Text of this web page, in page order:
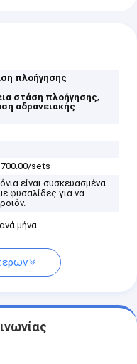
πλοήγησης
στάση πλοήγησης,
αδρανειακής
sets
είναι συσκευασμένα
φυσαλίδες για να
μήνα